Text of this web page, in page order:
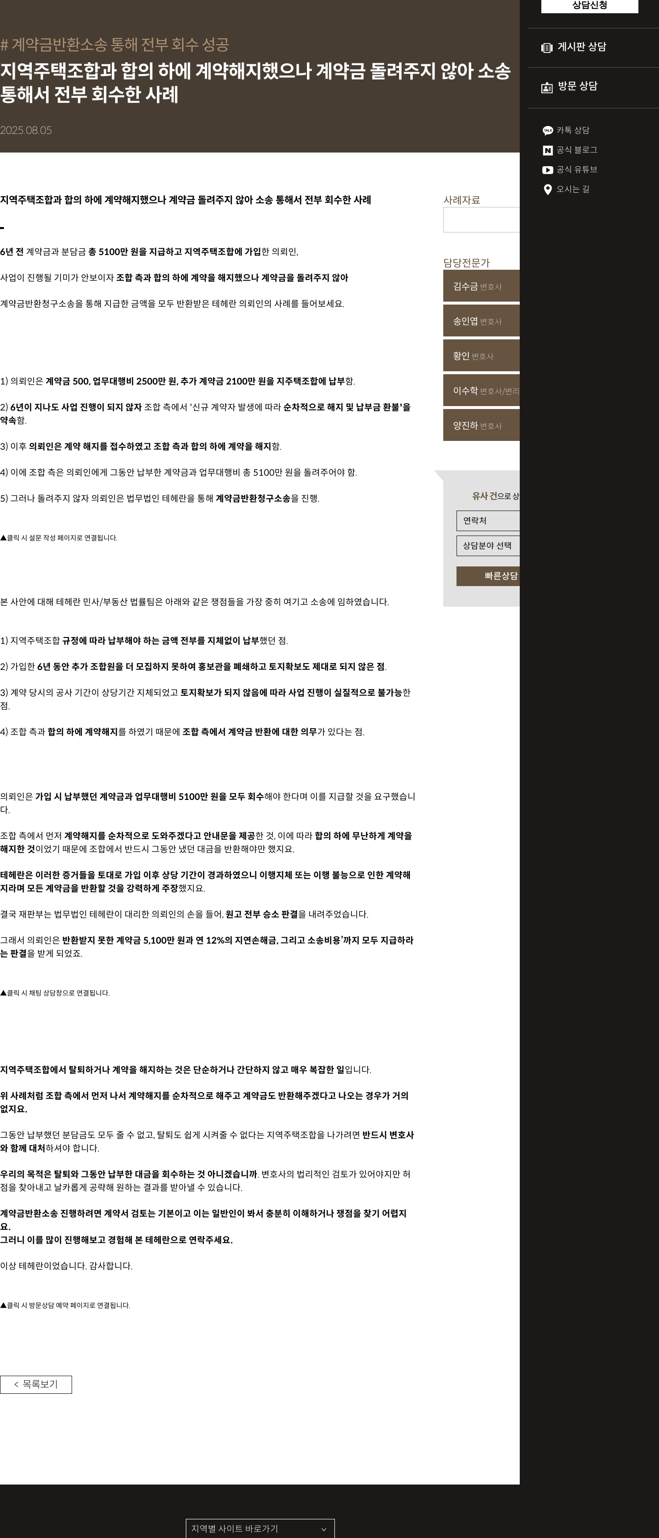
상담신청
게시판 상담
방문 상담
카톡 상담
공식 블로그
공식 유튜브
오시는 길
계약금반환소송 통해 전부 회수 성공
지역주택조합과 합의 하에 계약해지했으나 계약금 돌려주지 않아 소송
통해서 전부 회수한 사례
2025.08.05
지역주택조합과 합의 하에 계약해지했으나 계약금 돌려주지 않아 소송 통해서 전부 회수한 사례
6년 전 계약금과 분담금 총 5100만 원을 지급하고 지역주택조합에 가입한 의뢰인,
사업이 진행될 기미가 안보이자 조합 측과 합의 하에 계약을 해지했으나 계약금을 돌려주지 않아
계약금반환청구소송을 통해 지급한 금액을 모두 반환받은 테헤란 의뢰인의 사례를 들어보세요.
1) 의뢰인은 계약금 500, 업무대행비 2500만 원, 추가 계약금 2100만 원을 지주택조합에 납부함.
2) 6년이 지나도 사업 진행이 되지 않자 조합 측에서 '신규 계약자 발생에 따라 순차적으로 해지 및 납부금 환불'을
약속함.
3) 이후 의뢰인은 계약 해지를 접수하였고 조합 측과 합의 하에 계약을 해지 함.
4) 이에 조합 측은 의뢰인에게 그동안 납부한 계약금과 업무대행비 총 5100만 원을 돌려주어야 함.
5) 그러나 돌려주지 않자 의뢰인은 법무법인 테헤란을 통해 계약금반환청구소송을 진행.
▲클릭 시 설문 작성 페이지로 연결됩니다.
본 사안에 대해 테헤란 민사/부동산 법률팀은 아래와 같은 쟁점들을 가장 중히 여기고 소송에 임하였습니다.
1) 지역주택조합 규정에 따라 납부해야 하는 금액 전부를 지체없이 납부했던 점.
2) 가입한 6년 동안 추가 조합원을 더 모집하지 못하여 홍보관을 폐쇄하고 토지확보도 제대로 되지 않은 점.
3) 계약 당시의 공사 기간이 상당기간 지체되었고 토지확보가 되지 않음에 따라 사업 진행이 실질적으로 불가능한
점.
4) 조합 측과 합의 하에 계약해지 를 하였기 때문에 조합 측에서 계약금 반환에 대한 의무가 있다는 점.
의뢰인은 가입 시 납부했던 계약금과 업무대행비 5100만 원을 모두 회수해야 한다며 이를 지급할 것을 요구했습니
다.
조합 측에서 먼저 계약해지를 순차적으로 도와주겠다고 안내문을 제공한 것, 이에 따라 합의 하에 무난하게 계약을
해지한 것이었기 때문에 조합에서 반드시 그동안 냈던 대금을 반환해야만 했지요.
테헤란은 이러한 증거들을 토대로 가입 이후 상당 기간이 경과하였으니 이행지체 또는 이행 불능으로 인한 계약해
지라며 모든 계약금을 반환할 것을 강력하게 주장했지요.
결국 재판부는 법무법인 테헤란이 대리한 의뢰인의 손을 들어,원고 전부 승소 판결을 내려주었습니다.
그래서 의뢰인은 반환받지 못한 계약금 5,100만 원과 연 12%의 지연손해금, 그리고 소송비용’까지 모두 지급하라
는 판결을 받게 되었죠.
▲클릭 시 채팅 상담창으로 연결됩니다.
지역주택조합에서 탈퇴하거나 계약을 해지하는 것은 단순하거나 간단하지 않고 매우 복잡한 일입니다.
위 사례처럼 조합 측에서 먼저 나서 계약해지를 순차적으로 해주고 계약금도 반환해주겠다고 나오는 경우가 거의
없지요.
그동안 납부했던 분담금도 모두 줄 수 없고, 탈퇴도 쉽게 시켜줄 수 없다는 지역주택조합을 나가려면 반드시 변호사
와 함께 대처하셔야 합니다.
우리의 목적은 탈퇴와 그동안 납부한 대금을 회수하는 것 아니겠습니까. 변호사의 법리적인 검토가 있어야지만 허
점을 찾아내고 날카롭게 공략해 원하는 결과를 받아낼 수 있습니다.
계약금반환소송 진행하려면 계약서 검토는 기본이고 이는 일반인이 봐서 충분히 이해하거나 쟁점을 찾기 어렵지
요.
그러니 이를 많이 진행해보고 경험해 본 테헤란으로 연락주세요.
이상 테헤란이었습니다. 감사합니다.
▲클릭 시 방문상담 예약 페이지로 연결됩니다.
< 목록보기
사례자료
담당전문가
김수금 변호사
송인엽 변호사
황인 변호사
이수학 변호사/변리사
양진하 변호사
유사 건으로 상담 필요 시